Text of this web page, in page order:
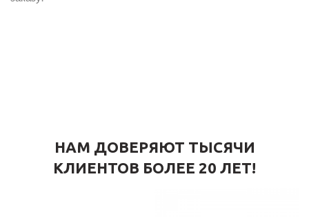
НАМ ДОВЕРЯЮТ ТЫСЯЧИ
КЛИЕНТОВ БОЛЕЕ 20 ЛЕТ!